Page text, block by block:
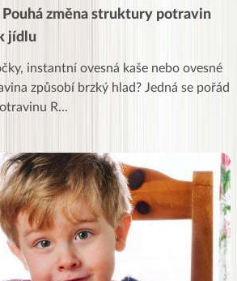
změna struktury potravin
jídlu
instantní ovesná kaše nebo ovesné
způsobí brzký hlad? Jedná se pořád
R...